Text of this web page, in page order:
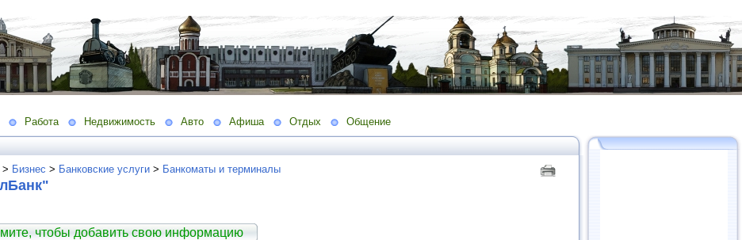
Работа Недвижимость Авто Афиша Отдых Общение
> Бизнес > Банковские услуги > Банкоматы и терминалы
чтобы добавить свою информацию